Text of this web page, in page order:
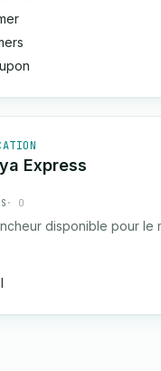
Express
· 0
disponible pour le